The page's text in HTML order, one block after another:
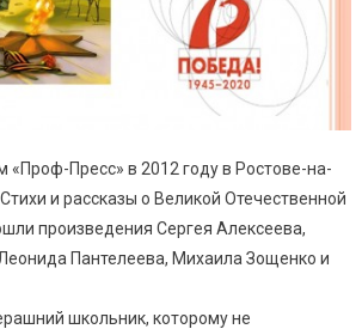
«Проф-Пресс» в 2012 году в Ростове-на-
и рассказы о Великой Отечественной
произведения Сергея Алексеева,
Пантелеева, Михаила Зощенко и
школьник, которому не